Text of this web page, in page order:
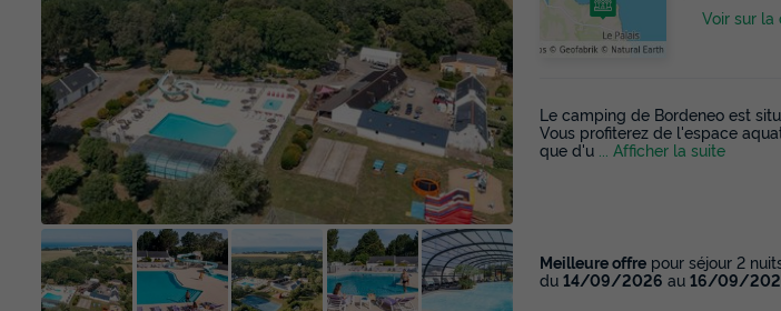
Voir sur la
Le camping de Bordeneo est
Vous profiterez de l'espace
que d'u
... Afficher la suite
Meilleure offre pour séjour 2
du 14/09/2026 au 16/09/